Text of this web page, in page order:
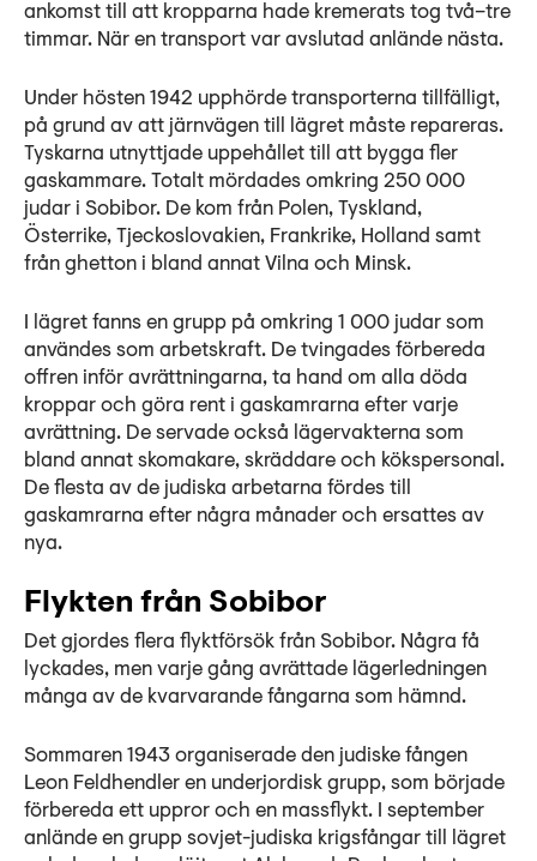
ankomst till att kropparna hade kremerats tog två–tre
timmar. När en transport var avslutad anlände nästa.
Under hösten 1942 upphörde transporterna tillfälligt,
på grund av att järnvägen till lägret måste repareras.
Tyskarna utnyttjade uppehållet till att bygga fler
gaskammare. Totalt mördades omkring 250 000
judar i Sobibor. De kom från Polen, Tyskland,
Österrike, Tjeckoslovakien, Frankrike, Holland samt
från ghetton i bland annat Vilna och Minsk.
I lägret fanns en grupp på omkring 1 000 judar som
användes som arbetskraft. De tvingades förbereda
offren inför avrättningarna, ta hand om alla döda
kroppar och göra rent i gaskamrarna efter varje
avrättning. De servade också lägervakterna som
bland annat skomakare, skräddare och kökspersonal.
De flesta av de judiska arbetarna fördes till
gaskamrarna efter några månader och ersattes av
nya.
Flykten från Sobibor
Det gjordes flera flyktförsök från Sobibor. Några få
lyckades, men varje gång avrättade lägerledningen
många av de kvarvarande fångarna som hämnd.
Sommaren 1943 organiserade den judiske fången
Leon Feldhendler en underjordisk grupp, som började
förbereda ett uppror och en massflykt. I september
anlände en grupp sovjet-judiska krigsfångar till lägret